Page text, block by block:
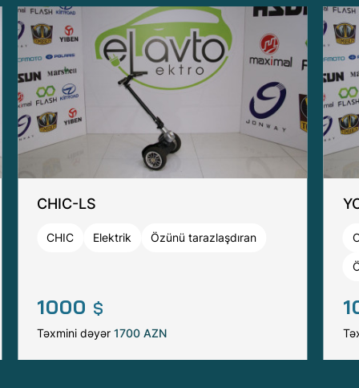
CHIC-LS
CHIC Elektrik Özünü tarazlaşdıran
1000 $
Təxmini dəyər 1700 AZN